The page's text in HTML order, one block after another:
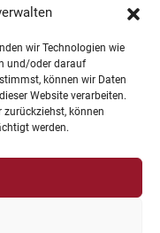
wir Technologien wie
und/oder darauf
können wir Daten
Website verarbeiten.
können
werden.